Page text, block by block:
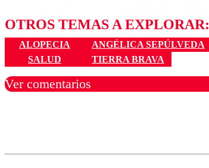
OTROS TEMAS A EXPLORAR:
ALOPECIA ANGÉLICA SEPÚLVEDA
SALUD
TIERRA BRAVA
Ver comentarios